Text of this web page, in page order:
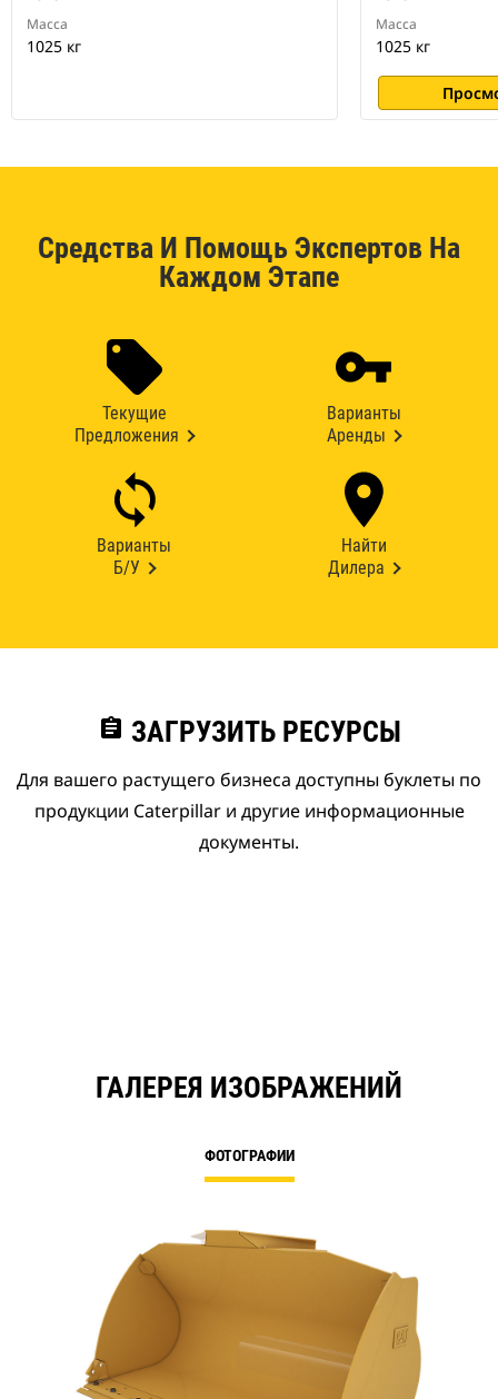
Масса
1025 кг
Масса
1025 кг
Средства И Помощь Экспертов На
Каждом Этапе
Текущие
Предложения
Варианты
Аренды
Варианты
Б/У
Найти
Дилера
assignment ЗАГРУЗИТЬ РЕСУРСЫ
Для вашего растущего бизнеса доступны буклеты по
продукции Caterpillar и другие информационные
документы.
ГАЛЕРЕЯ ИЗОБРАЖЕНИЙ
ФОТОГРАФИИ